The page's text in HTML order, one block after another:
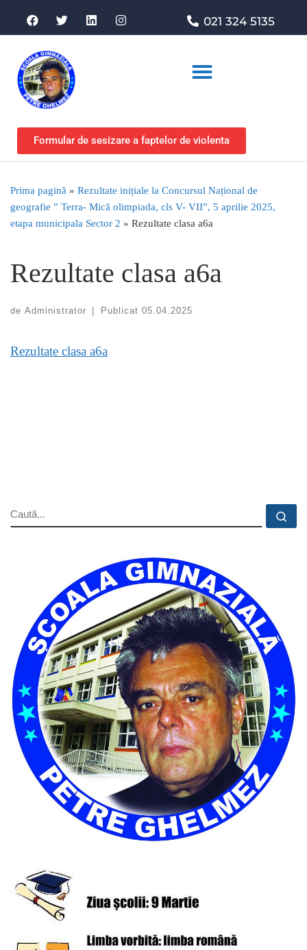
021 324 5135
Formular de sesizare a faptelor de violenta
Prima pagină » Rezultate inițiale la Concursul Național de
geografie ” Terra- Mică olimpiada, cls V- VII”, 5 aprilie 2025,
etapa municipala Sector 2 » Rezultate clasa a6a
Rezultate clasa a6a
de Administrator | Publicat 05.04.2025
Rezultate clasa a6a